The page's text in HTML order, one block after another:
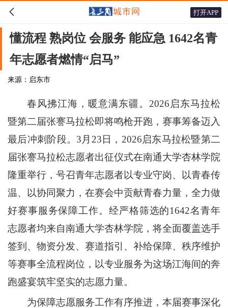
 打开APP
懂流程 熟岗位 会服务 能应急 1642名青
年志愿者燃情“启马”
来源：启东市
春风拂江海，暖意满东疆。2026启东马拉松
暨第二届张謇马拉松即将鸣枪开跑，赛事筹备迈入
最后冲刺阶段。3月23日，2026启东马拉松暨第二
届张謇马拉松志愿者出征仪式在南通大学杏林学院
隆重举行，号召青年志愿者以专业守岗、以青春传
温、以协同聚力，在赛会中贡献青春力量，全力做
好赛事服务保障工作。经严格筛选的1642名青年
志愿者均来自南通大学杏林学院，将全面覆盖选手
签到、物资分发、赛道指引、补给保障、秩序维护
等赛事全流程岗位，以专业服务为这场江海间的奔
跑盛宴筑牢坚实的志愿力量。
为保障志愿服务工作有序推进，本届赛事深化